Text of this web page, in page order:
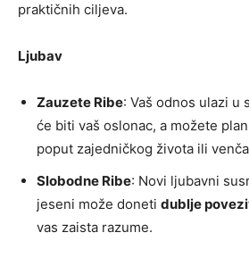
praktičnih ciljeva.
Ljubav
Zauzete Ribe: Vaš odnos ulazi u
će biti vaš oslonac, a možete
poput zajedničkog života ili
Slobodne Ribe: Novi ljubavni
jeseni može doneti dublje
vas zaista razume.